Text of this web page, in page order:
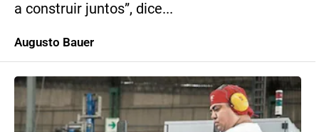
a construir juntos”, dice...
Augusto Bauer